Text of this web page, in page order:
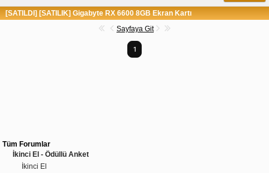
[SATILDI] [SATILIK] Gigabyte RX 6600 8GB Ekran Kartı
Sayfaya Git
1
Tüm Forumlar
İkinci El - Ödüllü Anket
İkinci El